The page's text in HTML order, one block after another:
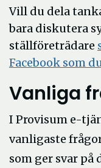
Vill du dela
bara diskutera
ställföreträdare
Facebook som
Vanliga
I Provisum e-
vanligaste
som ger svar på